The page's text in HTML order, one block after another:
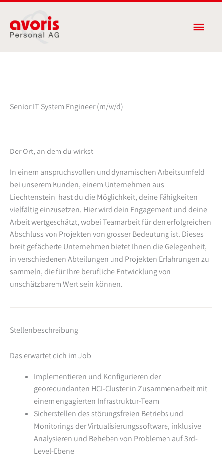
Inhalt
springen
Senior IT System Engineer (m/w/d)
Der Ort, an dem du wirkst
In einem anspruchsvollen und dynamischen Arbeitsumfeld
bei unserem Kunden, einem Unternehmen aus
Liechtenstein, hast du die Möglichkeit, deine Fähigkeiten
vielfältig einzusetzen. Hier wird dein Engagement und deine
Arbeit wertgeschätzt, wobei Teamarbeit für den erfolgreichen
Abschluss von Projekten von grosser Bedeutung ist. Dieses
breit gefächerte Unternehmen bietet Ihnen die Gelegenheit,
in verschiedenen Abteilungen und Projekten Erfahrungen zu
sammeln, die für Ihre berufliche Entwicklung von
unschätzbarem Wert sein können.
Stellenbeschreibung
Das erwartet dich im Job
Implementieren und Konfigurieren der
georedundanten HCI-Cluster in Zusammenarbeit mit
einem engagierten Infrastruktur-Team
Sicherstellen des störungsfreien Betriebs und
Monitorings der Virtualisierungssoftware, inklusive
Analysieren und Beheben von Problemen auf 3rd-
Level-Ebene